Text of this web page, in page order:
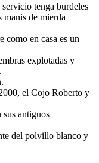
servicio tenga burdeles
manis de mierda
como en casa es un
explotadas y
el Cojo Roberto y
sus antiguos
del polvillo blanco y